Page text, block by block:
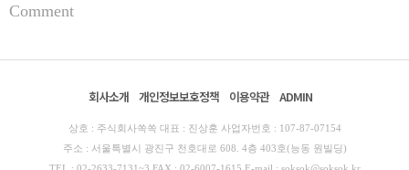
Comment
회사소개 개인정보보호정책 이용약관 ADMIN
상호 : 주식회사쏙쏙 대표 : 진상훈 사업자번호 : 107-87-07154
주소 : 서울특별시 광진구 천호대로 608. 4층 403호(능동 원빌딩)